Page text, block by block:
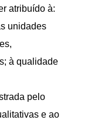
atribuído à:
unidades
à qualidade
pelo
e ao